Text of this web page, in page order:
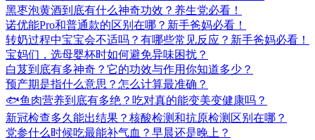
黑枣泡黄酒到底有什么神奇功效？养生党必看！
诺优能Pro和普通款的区别在哪？新手爸妈必看！
转奶过程中宝宝会不适吗？有哪些常见反应？新手爸妈必看！
宝妈们，选母婴杯时如何避免异味困扰？
白芨到底有多神奇？它的功效与作用你知道多少？
预产期是指什么意思？怎么计算最准确？
🐟鱼肉营养到底有多绝？吃对真的能变美变健康吗？
新冠检查多久能出结果？核酸检测和抗原检测区别在哪？
党参什么时候吃最能补气血？早晨还是晚上？